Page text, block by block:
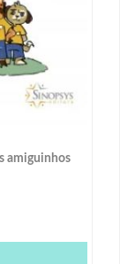
amiguinhos